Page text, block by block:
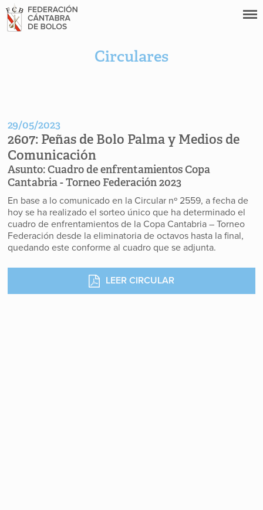
Circulares
29/05/2023
2607: Peñas de Bolo Palma y Medios de
Comunicación
Asunto:Cuadro de enfrentamientos Copa
Cantabria - Torneo Federación 2023
En base a lo comunicado en la Circular nº 2559, a fecha de
hoy se ha realizado el sorteo único que ha determinado el
cuadro de enfrentamientos de la Copa Cantabria – Torneo
Federación desde la eliminatoria de octavos hasta la final,
quedando este conforme al cuadro que se adjunta.
LEER CIRCULAR